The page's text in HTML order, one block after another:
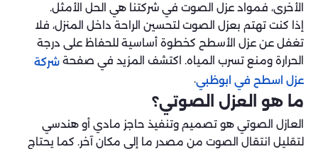
الأخرى، فمواد عزل الصوت في شركتنا هي الحل الأمثل.
إذا كنت تهتم بعزل الصوت لتحسين الراحة داخل المنزل، فلا
تغفل عن عزل الأسطح كخطوة أساسية للحفاظ على درجة
الحرارة ومنع تسرب المياه. اكتشف المزيد في صفحة شركة
عزل اسطح في ابوظبي.
ما هو العزل الصوتي؟
العازل الصوتي هو تصميم وتنفيذ حاجز مادي أو هندسي
لتقليل انتقال الصوت من مصدر ما إلى مكان آخر. كما يحتاج